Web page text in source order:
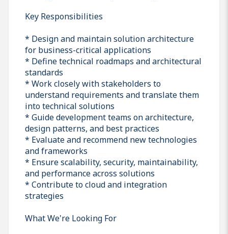
Key Responsibilities
* Design and maintain solution architecture
for business-critical applications
* Define technical roadmaps and architectural
standards
* Work closely with stakeholders to
understand requirements and translate them
into technical solutions
* Guide development teams on architecture,
design patterns, and best practices
* Evaluate and recommend new technologies
and frameworks
* Ensure scalability, security, maintainability,
and performance across solutions
* Contribute to cloud and integration
strategies
What We're Looking For